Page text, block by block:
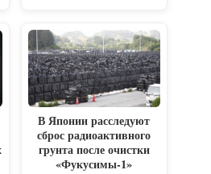
В Японии расследуют
сброс радиоактивного
грунта после очистки
«Фукусимы-1»